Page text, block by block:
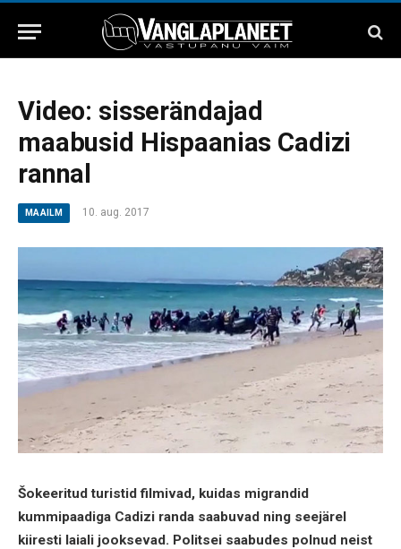
Video: sisserändajad
maabusid Hispaanias Cadizi
rannal
MAAILM 10. aug. 2017
Šokeeritud turistid filmivad, kuidas migrandid
kummipaadiga Cadizi randa saabuvad ning seejärel
kiiresti laiali jooksevad. Politsei saabudes polnud neist